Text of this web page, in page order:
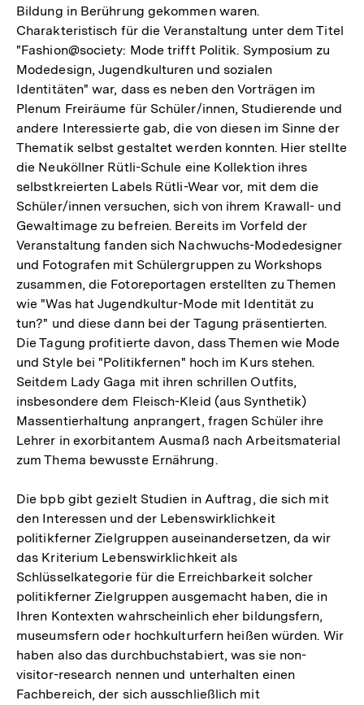
Bildung in Berührung gekommen waren.
Charakteristisch für die Veranstaltung unter dem Titel
"Fashion@society: Mode trifft Politik. Symposium zu
Modedesign, Jugendkulturen und sozialen
Identitäten" war, dass es neben den Vorträgen im
Plenum Freiräume für Schüler/innen, Studierende und
andere Interessierte gab, die von diesen im Sinne der
Thematik selbst gestaltet werden konnten. Hier stellte
die Neuköllner Rütli-Schule eine Kollektion ihres
selbstkreierten Labels Rütli-Wear vor, mit dem die
Schüler/innen versuchen, sich von ihrem Krawall- und
Gewaltimage zu befreien. Bereits im Vorfeld der
Veranstaltung fanden sich Nachwuchs-Modedesigner
und Fotografen mit Schülergruppen zu Workshops
zusammen, die Fotoreportagen erstellten zu Themen
wie "Was hat Jugendkultur-Mode mit Identität zu
tun?" und diese dann bei der Tagung präsentierten.
Die Tagung profitierte davon, dass Themen wie Mode
und Style bei "Politikfernen" hoch im Kurs stehen.
Seitdem Lady Gaga mit ihren schrillen Outfits,
insbesondere dem Fleisch-Kleid (aus Synthetik)
Massentierhaltung anprangert, fragen Schüler ihre
Lehrer in exorbitantem Ausmaß nach Arbeitsmaterial
zum Thema bewusste Ernährung.
Die bpb gibt gezielt Studien in Auftrag, die sich mit
den Interessen und der Lebenswirklichkeit
politikferner Zielgruppen auseinandersetzen, da wir
das Kriterium Lebenswirklichkeit als
Schlüsselkategorie für die Erreichbarkeit solcher
politikferner Zielgruppen ausgemacht haben, die in
Ihren Kontexten wahrscheinlich eher bildungsfern,
museumsfern oder hochkulturfern heißen würden. Wir
haben also das durchbuchstabiert, was sie non-
visitor-research nennen und unterhalten einen
Fachbereich, der sich ausschließlich mit